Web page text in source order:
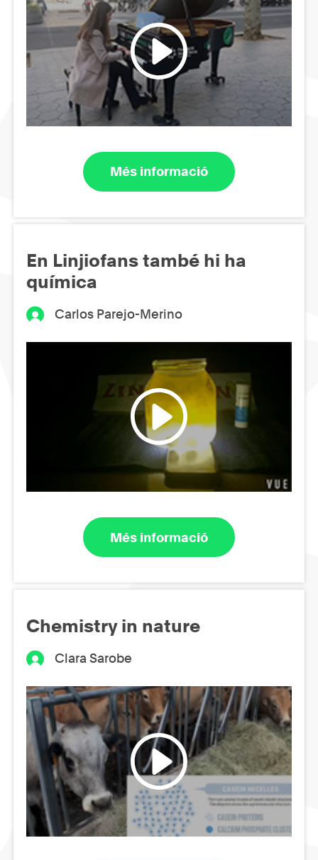
Més informació
En Linjiofans també hi ha
química
Carlos Parejo-Merino
Més informació
Chemistry in nature
Clara Sarobe